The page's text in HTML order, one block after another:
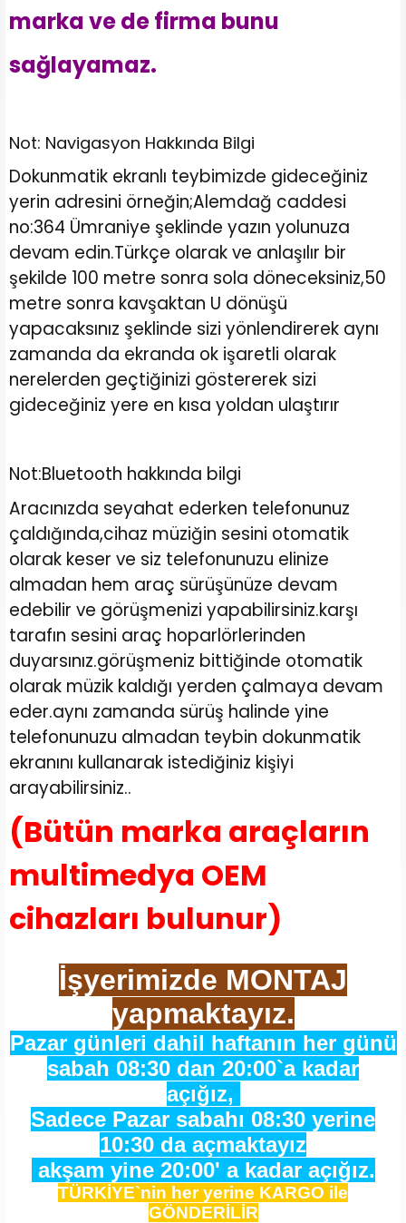
marka ve de firma bunu
sağlayamaz.
Not: Navigasyon Hakkında Bilgi
Dokunmatik ekranlı teybimizde gideceğiniz
yerin adresini örneğin;Alemdağ caddesi
no:364 Ümraniye şeklinde yazın yolunuza
devam edin.Türkçe olarak ve anlaşılır bir
şekilde 100 metre sonra sola döneceksiniz,50
metre sonra kavşaktan U dönüşü
yapacaksınız şeklinde sizi yönlendirerek aynı
zamanda da ekranda ok işaretli olarak
nerelerden geçtiğinizi göstererek sizi
gideceğiniz yere en kısa yoldan ulaştırır
Not:Bluetooth hakkında bilgi
Aracınızda seyahat ederken telefonunuz
çaldığında,cihaz müziğin sesini otomatik
olarak keser ve siz telefonunuzu elinize
almadan hem araç sürüşünüze devam
edebilir ve görüşmenizi yapabilirsiniz.karşı
tarafın sesini araç hoparlörlerinden
duyarsınız.görüşmeniz bittiğinde otomatik
olarak müzik kaldığı yerden çalmaya devam
eder.aynı zamanda sürüş halinde yine
telefonunuzu almadan teybin dokunmatik
ekranını kullanarak istediğiniz kişiyi
arayabilirsiniz..
(Bütün marka araçların
multimedya OEM
cihazları bulunur)
İşyerimizde MONTAJ
yapmaktayız.
Pazar günleri dahil haftanın her günü
sabah 08:30 dan 20:00`a kadar
açığız,
Sadece Pazar sabahı 08:30 yerine
10:30 da açmaktayız
akşam yine 20:00' a kadar açığız.
TÜRKİYE`nin her yerine KARGO ile
GÖNDERİLİR